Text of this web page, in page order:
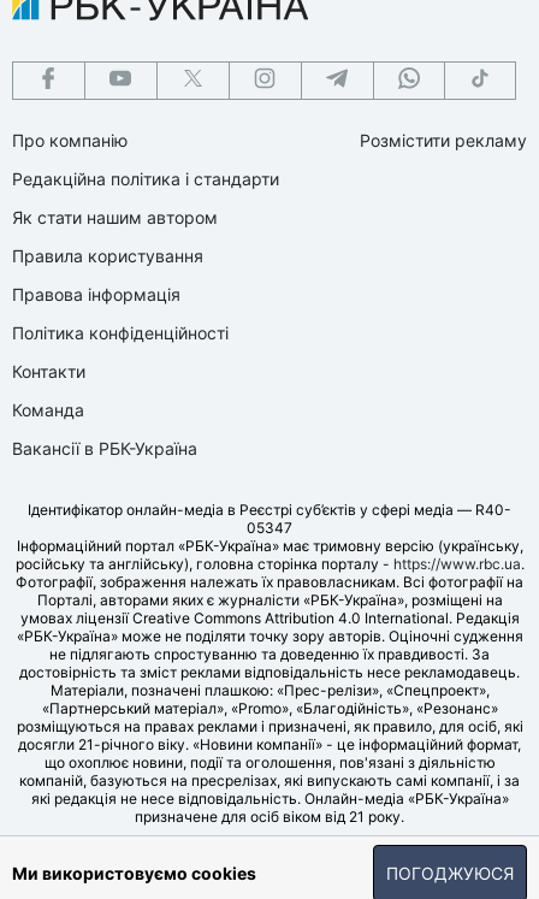
Про компанію
Редакційна політика і стандарти
Як стати нашим автором
Правила користування
Правова інформація
Політика конфіденційності
Контакти
Команда
Вакансії в РБК-Україна
Розмістити рекламу
Ідентифікатор онлайн-медіа в Реєстрі суб’єктів у сфері медіа — R40-
05347
Інформаційний портал «РБК-Україна» має тримовну версію (українську,
російську та англійську), головна сторінка порталу - https://www.rbc.ua.
Фотографії, зображення належать їх правовласникам. Всі фотографії на
Порталі, авторами яких є журналісти «РБК-Україна», розміщені на
умовах ліцензії Creative Commons Attribution 4.0 International. Редакція
«РБК-Україна» може не поділяти точку зору авторів. Оціночні судження
не підлягають спростуванню та доведенню їх правдивості. За
достовірність та зміст реклами відповідальність несе рекламодавець.
Матеріали, позначені плашкою: «Прес-релізи», «Спецпроект»,
«Партнерський матеріал», «Promo», «Благодійність», «Резонанс»
розміщуються на правах реклами і призначені, як правило, для осіб, які
досягли 21-річного віку. «Новини компанії» - це інформаційний формат,
що охоплює новини, події та оголошення, пов'язані з діяльністю
компаній, базуються на пресрелізах, які випускають самі компанії, і за
які редакція не несе відповідальність. Онлайн-медіа «РБК-Україна»
призначене для осіб віком від 21 року.
© LLC «UBT MEDIA», 2006-2026.
Ми використовуємо cookies ПОГОДЖУЮСЯ